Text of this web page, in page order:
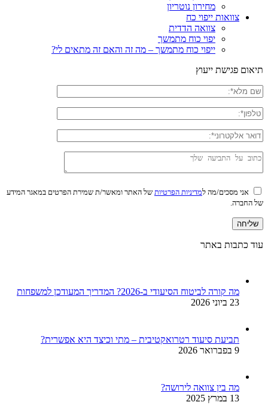
מחירון נוטריון
צוואות ייפוי כח
צוואה הדדית
יפוי כוח מתמשך
ייפוי כוח מתמשך – מה זה והאם זה מתאים לי?
תיאום פגישת ייעוץ
אני מסכים/מה למדיניות הפרטיות של האתר ומאשר/ת שמירת הפרטים במאגר המידע
של החברה.
עוד כתבות באתר
מה קורה לביטוח הסיעודי ב-2026? המדריך המעודכן למשפחות
23 ביוני 2026
תביעת סיעוד רטרואקטיבית – מתי וכיצד היא אפשרית?
9 בפברואר 2026
מה בין צוואה לירושה?
13 במרץ 2025